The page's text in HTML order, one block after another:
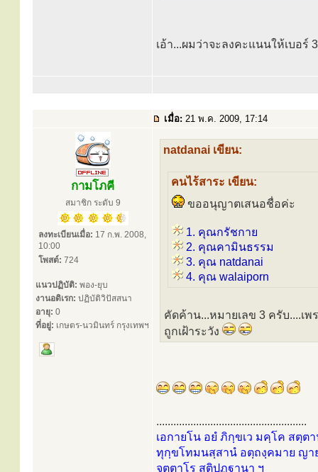
เอ้า...ผมว่าจะลงคะแนนให้เบอร์ 3
เมื่อ: 21 พ.ค. 2009, 17:14
กามโภคี
สมาชิก ระดับ 9
ลงทะเบียนเมื่อ: 17 ก.พ. 2008,
10:00
โพสต์: 724
แนวปฏิบัติ: พอง-ยุบ
งานอดิเรก: ปฏิบัติวิปัสสนา
อายุ: 0
ที่อยู่: เกษตร-นวมินทร์ กรุงเทพฯ
natdanai เขียน:
คนไร้สาระ เขียน:
ขออนุญาตเสนอชื่อค่ะ
1. คุณกรัชกาย
2. คุณคามินธรรม
3. คุณ natdanai
4. คุณ walaiporn
คัดค้าน...หมายเลข 3 ครับ....เ
ถูกเฝ้าระวัง
.....................................................
เอกายโน อยํ ภิกฺขเว มคฺโค สตฺต
ทุกฺขโทมนสฺสานํ อตฺถงฺคมาย ญา
จตฺตาโร สติปฏฺฺฐานา ฯ